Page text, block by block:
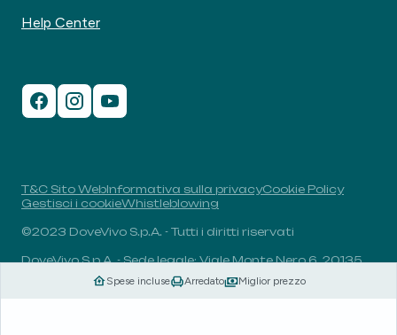
Spese incluse Arredato Miglior prezzo
Help Center
T&C Sito WebInformativa sulla privacyCookie Policy
Gestisci i cookieWhistleblowing
©2023 DoveVivo S.p.A. - Tutti i diritti riservati
DoveVivo S.p.A. - Sede legale: Viale Monte Nero 6, 20135,
Milano, Italia - P.I.: 00406960732 - R.E.A.: MI-1838078 -
Capitale sociale: 1.829.649,81 euro i.v.